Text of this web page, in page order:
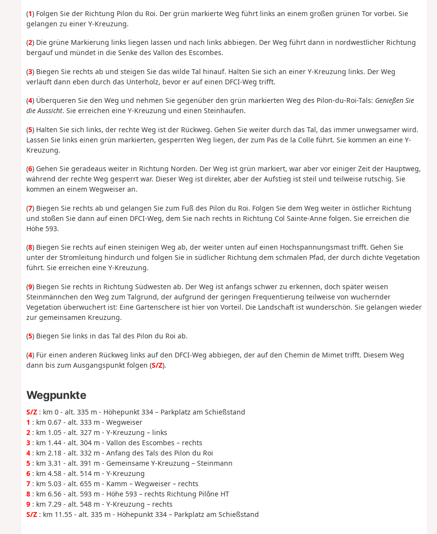
(1) Folgen Sie der Richtung Pilon du Roi. Der grün markierte Weg führt links an einem großen grünen Tor vorbei. Sie
gelangen zu einer Y-Kreuzung.
(2) Die grüne Markierung links liegen lassen und nach links abbiegen. Der Weg führt dann in nordwestlicher Richtung
bergauf und mündet in die Senke des Vallon des Escombes.
(3) Biegen Sie rechts ab und steigen Sie das wilde Tal hinauf. Halten Sie sich an einer Y-Kreuzung links. Der Weg
verläuft dann eben durch das Unterholz, bevor er auf einen DFCI-Weg trifft.
(4) Überqueren Sie den Weg und nehmen Sie gegenüber den grün markierten Weg des Pilon-du-Roi-Tals: Genießen Sie
die Aussicht. Sie erreichen eine Y-Kreuzung und einen Steinhaufen.
(5) Halten Sie sich links, der rechte Weg ist der Rückweg. Gehen Sie weiter durch das Tal, das immer unwegsamer wird.
Lassen Sie links einen grün markierten, gesperrten Weg liegen, der zum Pas de la Colle führt. Sie kommen an eine Y-
Kreuzung.
(6) Gehen Sie geradeaus weiter in Richtung Norden. Der Weg ist grün markiert, war aber vor einiger Zeit der Hauptweg,
während der rechte Weg gesperrt war. Dieser Weg ist direkter, aber der Aufstieg ist steil und teilweise rutschig. Sie
kommen an einem Wegweiser an.
(7) Biegen Sie rechts ab und gelangen Sie zum Fuß des Pilon du Roi. Folgen Sie dem Weg weiter in östlicher Richtung
und stoßen Sie dann auf einen DFCI-Weg, dem Sie nach rechts in Richtung Col Sainte-Anne folgen. Sie erreichen die
Höhe 593.
(8) Biegen Sie rechts auf einen steinigen Weg ab, der weiter unten auf einen Hochspannungsmast trifft. Gehen Sie
unter der Stromleitung hindurch und folgen Sie in südlicher Richtung dem schmalen Pfad, der durch dichte Vegetation
führt. Sie erreichen eine Y-Kreuzung.
(9) Biegen Sie rechts in Richtung Südwesten ab. Der Weg ist anfangs schwer zu erkennen, doch später weisen
Steinmännchen den Weg zum Talgrund, der aufgrund der geringen Frequentierung teilweise von wuchernder
Vegetation überwuchert ist: Eine Gartenschere ist hier von Vorteil. Die Landschaft ist wunderschön. Sie gelangen wieder
zur gemeinsamen Kreuzung.
(5) Biegen Sie links in das Tal des Pilon du Roi ab.
(4) Für einen anderen Rückweg links auf den DFCI-Weg abbiegen, der auf den Chemin de Mimet trifft. Diesem Weg
dann bis zum Ausgangspunkt folgen (S/Z).
Wegpunkte
S/Z: km 0 - alt. 335 m - Höhepunkt 334 – Parkplatz am Schießstand
1 : km 0.67 - alt. 333 m - Wegweiser
2: km 1.05 - alt. 327 m - Y-Kreuzung – links
3: km 1.44 - alt. 304 m - Vallon des Escombes – rechts
4: km 2.18 - alt. 332 m - Anfang des Tals des Pilon du Roi
5: km 3.31 - alt. 391 m - Gemeinsame Y-Kreuzung – Steinmann
6: km 4.58 - alt. 514 m - Y-Kreuzung
7: km 5.03 - alt. 655 m - Kamm – Wegweiser – rechts
8: km 6.56 - alt. 593 m - Höhe 593 – rechts Richtung Pilône HT
9: km 7.29 - alt. 548 m - Y-Kreuzung – rechts
S/Z: km 11.55 - alt. 335 m - Höhepunkt 334 – Parkplatz am Schießstand